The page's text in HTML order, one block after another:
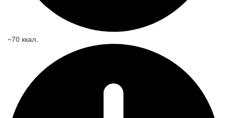
~70 ккал.